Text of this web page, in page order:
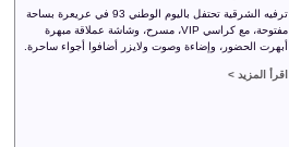
ترفيه الشرقية تحتفل باليوم الوطني 93 في عريعرة بساحة
مفتوحة، مع كراسي VIP، مسرح، وشاشة عملاقة مبهرة
أبهرت الحضور، وإضاءة وصوت ولايزر أضافوا أجواء ساحرة.
اقرأ المزيد >